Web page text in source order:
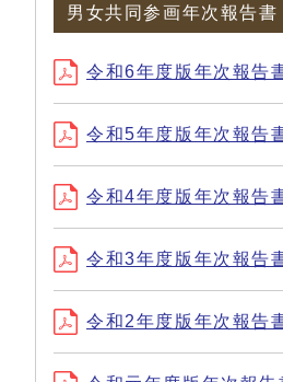
男女共同参画年次報告書
令和6年度版年次報告
令和5年度版年次報告
令和4年度版年次報告
令和3年度版年次報告
令和2年度版年次報告